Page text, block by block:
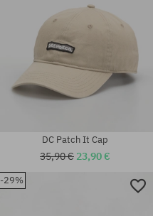
DC Patch It Cap
35,90 € 23,90 €
-29%